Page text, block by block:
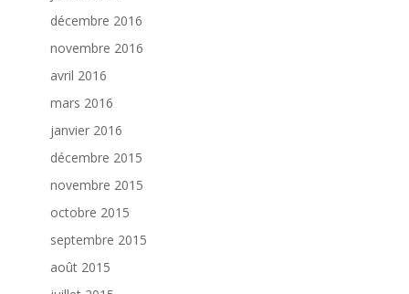
décembre 2016
novembre 2016
avril 2016
mars 2016
janvier 2016
décembre 2015
novembre 2015
octobre 2015
septembre 2015
août 2015